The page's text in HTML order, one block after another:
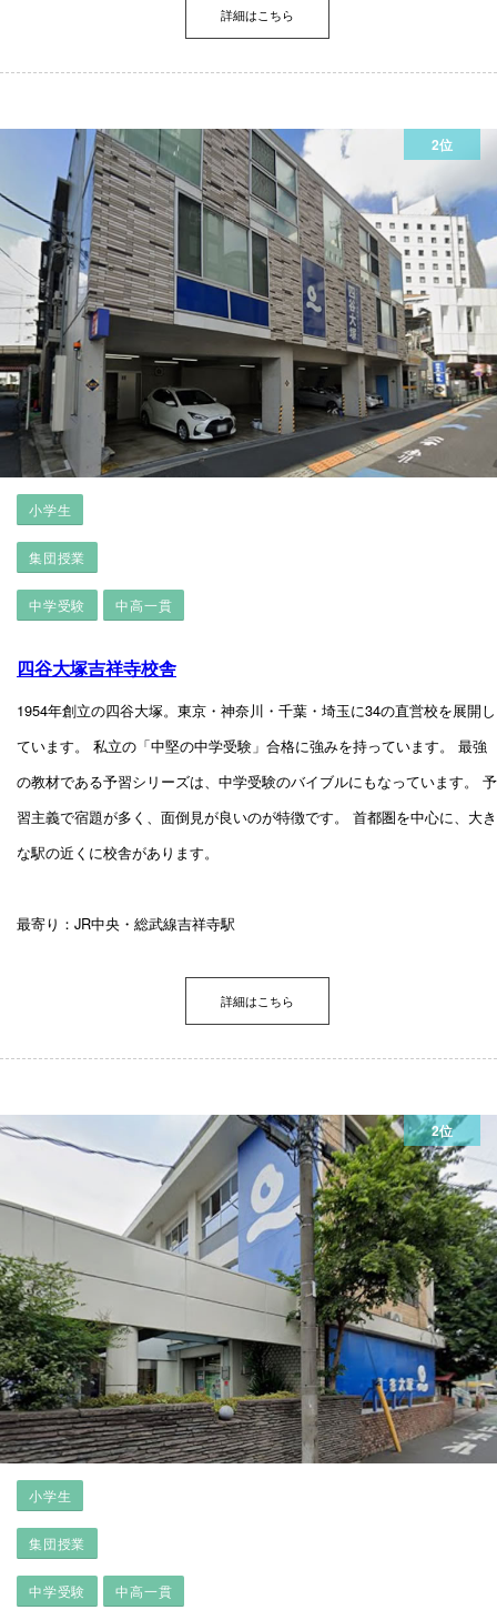
詳細はこちら
2位
四谷大塚吉祥寺校舎
1954年創立の四谷大塚。東京・神奈川・千葉・埼玉に34の直営校を展開し
ています。 私立の「中堅の中学受験」合格に強みを持っています。 最強
の教材である予習シリーズは、中学受験のバイブルにもなっています。 予
習主義で宿題が多く、面倒見が良いのが特徴です。 首都圏を中心に、大き
な駅の近くに校舎があります。
最寄り：JR中央・総武線吉祥寺駅
小学生
集団授業
中学受験 中高一貫
詳細はこちら
2位
小学生
集団授業
中学受験 中高一貫